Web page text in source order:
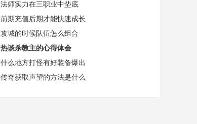
法师实力在三职业中垫底
前期充值后期才能快速成长
攻城的时候队伍怎么组合
热谈杀教主的心得体会
什么地方打怪有好装备爆出
传奇获取声望的方法是什么